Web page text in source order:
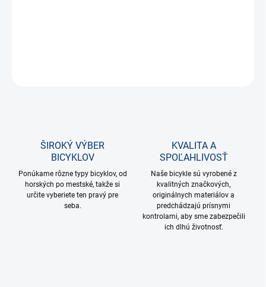
ŠIROKÝ VÝBER
BICYKLOV
Ponúkame rôzne typy bicyklov, od
horských po mestské, takže si
určite vyberiete ten pravý pre
seba.
KVALITA A
SPOĽAHLIVOSŤ
Naše bicykle sú vyrobené z
kvalitných značkových,
originálnych materiálov a
predchádzajú prísnymi
kontrolami, aby sme zabezpečili
ich dlhú životnosť.